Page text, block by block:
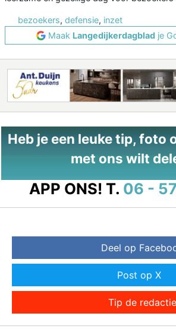
bezoekers, defensie, inzet
Maak Langedijkerdagblad je
Heb je een leuke tip, foto
met ons wilt
APP ONS! T. 06 -
Deel op
Post op X
Tip de redactie